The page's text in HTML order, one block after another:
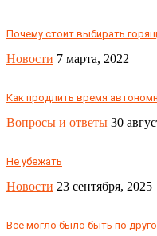
Почему стоит выбирать
Новости 7 марта, 2022
Как продлить время
Вопросы и ответы 30
Не убежать
Новости 23 сентября, 2025
Все могло было быть по